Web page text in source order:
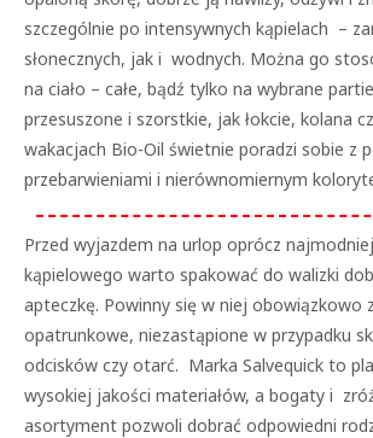
szczególnie po intensywnych kąpielach –
słonecznych, jak i wodnych. Można go
na ciało – całe, bądź tylko na wybrane
przesuszone i szorstkie, jak łokcie, kolana
wakacjach Bio-Oil świetnie poradzi sobie z
przebarwieniami i nierównomiernym
Przed wyjazdem na urlop oprócz
kąpielowego warto spakować do walizki
apteczkę. Powinny się w niej obowiązkowo
opatrunkowe, niezastąpione w przypadku
odcisków czy otarć. Marka Salvequick to
wysokiej jakości materiałów, a bogaty i
asortyment pozwoli dobrać odpowiedni